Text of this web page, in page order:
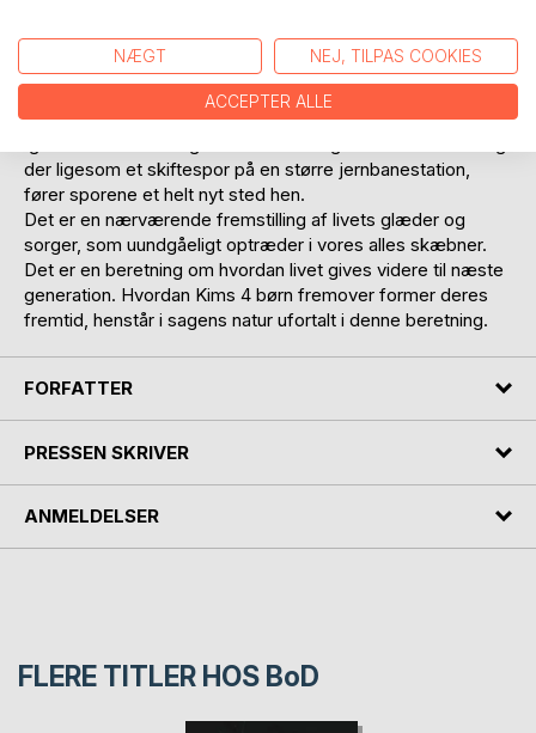
Familiekrønike - Slægt følger Slægt, er en selvbiografisk
skildring om en lille dreng, der vokser op og bliver voksen.
Det er historien om hvad, der var hans ophav og skildrer
socialkulturelle forhold under hans opvækst.
der ligesom et skiftespor på en større jernbanestation,
fører sporene et helt nyt sted hen.
Det er en nærværende fremstilling af livets glæder og
sorger, som uundgåeligt optræder i vores alles skæbner.
Det er en beretning om hvordan livet gives videre til næste
generation. Hvordan Kims 4 børn fremover former deres
fremtid, henstår i sagens natur ufortalt i denne beretning.
FORFATTER
PRESSEN SKRIVER
ANMELDELSER
FLERE TITLER HOS BoD
NÆGT NEJ, TILPAS COOKIES
ACCEPTER ALLE